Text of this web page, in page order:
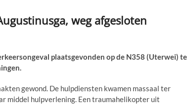
weg afgesloten
plaatsgevonden op de N358 (Uterwei)
gewond. De hulpdiensten kwamen massaal ter
middel hulpverlening. Een traumahelikopter uit